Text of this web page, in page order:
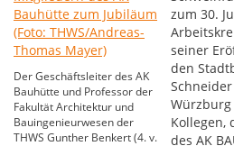
Der Geschäftsleiter des AK
Bauhütte und Professor der
Fakultät Architektur und
Bauingenieurwesen der
THWS Gunther Benkert (4. v.
zum 30.
seiner
den
Würzburg
Kollegen,
des AK